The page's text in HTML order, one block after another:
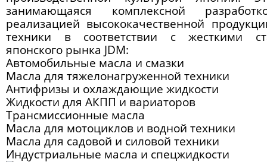
занимающаяся комплексной
реализацией высококачественной
техники в соответствии с жесткими
японского рынка JDM:
Автомобильные масла и смазки
Масла для тяжелонагруженной техники
Антифризы и охлаждающие жидкости
Жидкости для АКПП и вариаторов
Трансмиссионные масла
Масла для мотоциклов и водной техники
Масла для садовой и силовой техники
Индустриальные масла и спецжидкости